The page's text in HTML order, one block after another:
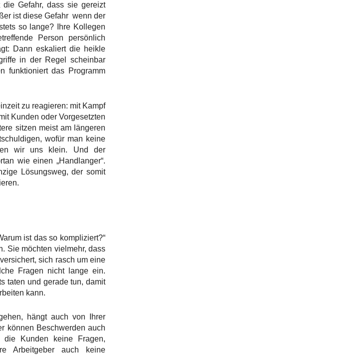
Gefahr, dass sie gereizt
ist diese Gefahr wenn der
so lange? Ihre Kollegen
Person persönlich
Dann eskaliert die heikle
in der Regel scheinbar
funktioniert das Programm
zu reagieren: mit Kampf
Kunden oder Vorgesetzten
sitzen meist am längeren
wofür man keine
wir uns klein. Und der
wie einen „Handlanger“.
Lösungsweg, der somit
ist das so kompliziert?“
Sie möchten vielmehr, dass
sich rasch um eine
Fragen nicht lange ein.
taten und gerade tun, damit
kann.
hängt auch von Ihrer
können Beschwerden auch
Kunden keine Fragen,
Arbeitgeber auch keine